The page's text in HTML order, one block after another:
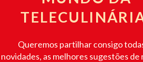
Queremos partilhar consigo
novidades, as melhores sugestões de